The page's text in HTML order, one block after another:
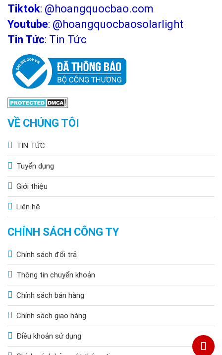
Tiktok: @hoangquocbao.com
Youtube: @hoangquocbaosolarlight
Tin Tức: Tin Tức
VỀ CHÚNG TÔI
TIN TỨC
Tuyển dụng
Giới thiệu
Liên hệ
CHÍNH SÁCH CÔNG TY
Chính sách đổi trả
Thông tin chuyển khoản
Chính sách bán hàng
Chính sách giao hàng
Điều khoản sử dụng